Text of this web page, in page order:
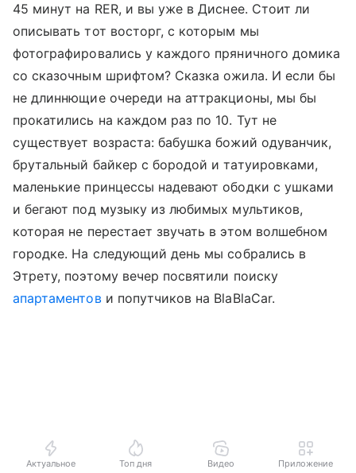
45 минут на RER, и вы уже в Диснее. Стоит ли
описывать тот восторг, с которым мы
фотографировались у каждого пряничного домика
со сказочным шрифтом? Сказка ожила. И если бы
не длиннющие очереди на аттракционы, мы бы
прокатились на каждом раз по 10. Тут не
существует возраста: бабушка божий одуванчик,
брутальный байкер с бородой и татуировками,
маленькие принцессы надевают ободки с ушками
и бегают под музыку из любимых мультиков,
которая не перестает звучать в этом волшебном
городке. На следующий день мы собрались в
Этрету, поэтому вечер посвятили поиску
апартаментови попутчиков на BlaBlaCar.
Актуальное Топ дня Видео Приложение